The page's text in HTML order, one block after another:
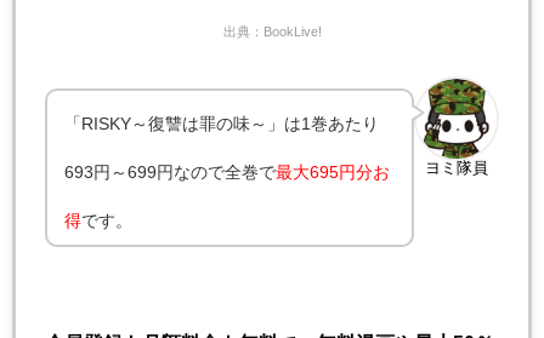
出典：BookLive!
ヨミ隊員
「RISKY～復讐は罪の味～」は1巻あたり
693円～699円なので全巻で最大695円分お
得です。